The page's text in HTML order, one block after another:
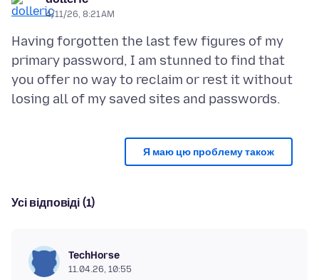
4/11/26, 8:21 AM
Having forgotten the last few figures of my
primary password, I am stunned to find that
you offer no way to reclaim or rest it without
Я маю цю проблему також
Усі відповіді (1)
TechHorse
11.04.26, 10:55